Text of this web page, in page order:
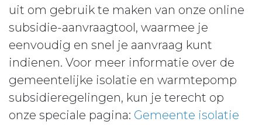
uit om gebruik te maken van onze online
subsidie-aanvraagtool, waarmee je
eenvoudig en snel je aanvraag kunt
indienen. Voor meer informatie over de
gemeentelijke isolatie en warmtepomp
subsidieregelingen, kun je terecht op
onze speciale pagina: Gemeente isolatie